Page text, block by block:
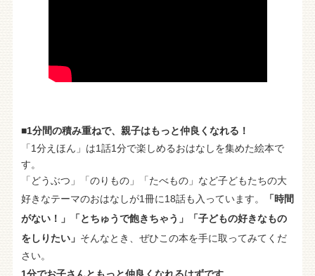
■1分間の積み重ねで、親子はもっと仲良くなれる！
「1分えほん」は1話1分で楽しめるおはなしを集めた絵本で
す。
「どうぶつ」「のりもの」「たべもの」など子どもたちの大
好きなテーマのおはなしが1冊に18話も入っています。
「時間
がない！」「とちゅうで飽きちゃう」「子どもの好きなもの
をしりたい」 そんなとき、ぜひこの本を手に取ってみてくだ
さい。